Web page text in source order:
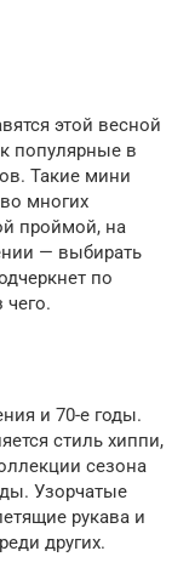
этой весной
популярные в
Такие мини
многих
проймой, на
— выбирать
по
чего.
и 70-е годы.
стиль хиппи,
сезона
Узорчатые
рукава и
других.